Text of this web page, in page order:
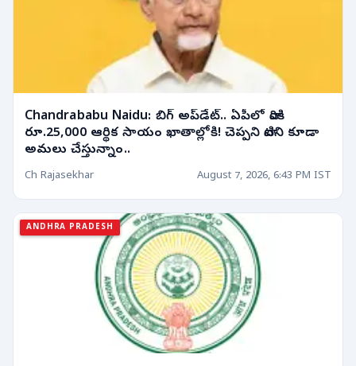
Chandrababu Naidu: బిగ్ అప్‌డేట్.. ఏపీలో వారికి
రూ.25,000 ఆర్థిక సాయం ఖాతాల్లోకి! చెప్పని వాటిని కూడా
అమలు చేస్తున్నాం..
Ch Rajasekhar August 7, 2026, 6:43 PM IST
ANDHRA PRADESH